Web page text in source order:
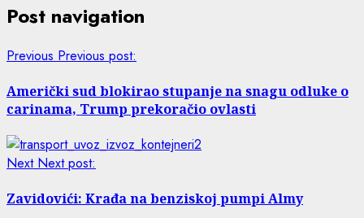
Post navigation
Previous Previous post:
Američki sud blokirao stupanje na snagu odluke o
carinama, Trump prekoračio ovlasti
Next Next post:
Zavidovići: Krađa na benziskoj pumpi Almy